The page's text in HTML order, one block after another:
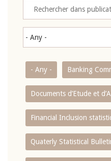
- Any - Banking
Documents d’Etude et
Financial Inclusion
Quaterly Statistical